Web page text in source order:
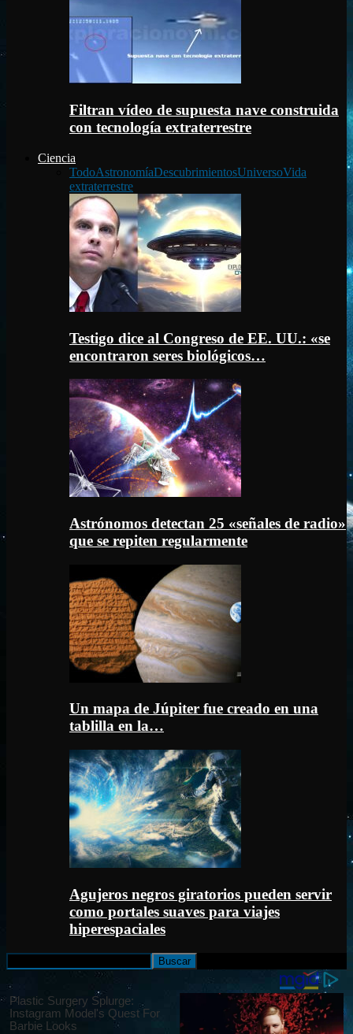
Filtran vídeo de supuesta nave construida
con tecnología extraterrestre
Ciencia
TodoAstronomíaDescubrimientosUniversoVida
extraterrestre
Testigo dice al Congreso de EE. UU.: «se
encontraron seres biológicos…
Astrónomos detectan 25 «señales de radio»
que se repiten regularmente
Un mapa de Júpiter fue creado en una
tablilla en la…
Agujeros negros giratorios pueden servir
como portales suaves para viajes
hiperespaciales